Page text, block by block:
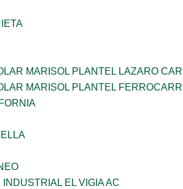
MARISOL PLANTEL LAZARO
MARISOL PLANTEL
EL VIGIA AC